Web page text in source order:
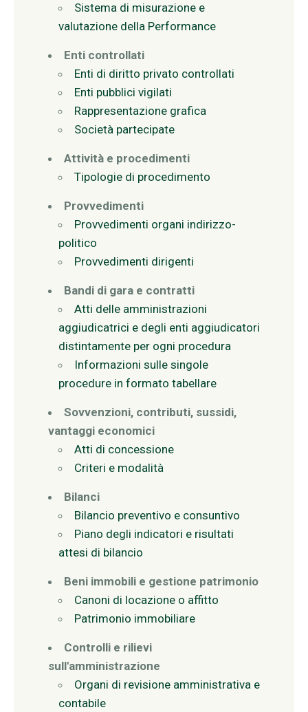
Sistema di misurazione e
valutazione della Performance
Enti controllati
Enti di diritto privato controllati
Enti pubblici vigilati
Rappresentazione grafica
Società partecipate
Attività e procedimenti
Tipologie di procedimento
Provvedimenti
Provvedimenti organi indirizzo-
politico
Provvedimenti dirigenti
Bandi di gara e contratti
Atti delle amministrazioni
aggiudicatrici e degli enti aggiudicatori
distintamente per ogni procedura
Informazioni sulle singole
procedure in formato tabellare
Sovvenzioni, contributi, sussidi,
vantaggi economici
Atti di concessione
Criteri e modalità
Bilanci
Bilancio preventivo e consuntivo
Piano degli indicatori e risultati
attesi di bilancio
Beni immobili e gestione patrimonio
Canoni di locazione o affitto
Patrimonio immobiliare
Controlli e rilievi
sull'amministrazione
Organi di revisione amministrativa e
contabile